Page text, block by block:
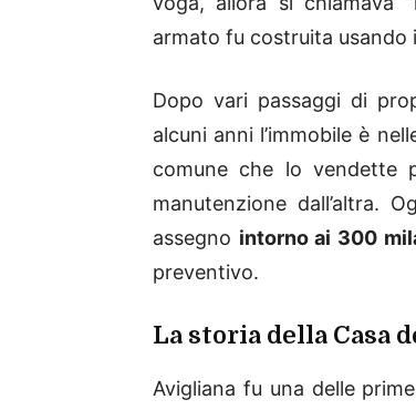
armato fu costruita usando
Dopo vari passaggi di
alcuni anni l’immobile è
comune che lo vendette
manutenzione dall’altra.
assegno intorno ai 300
preventivo.
La storia della Casa
Avigliana fu una delle